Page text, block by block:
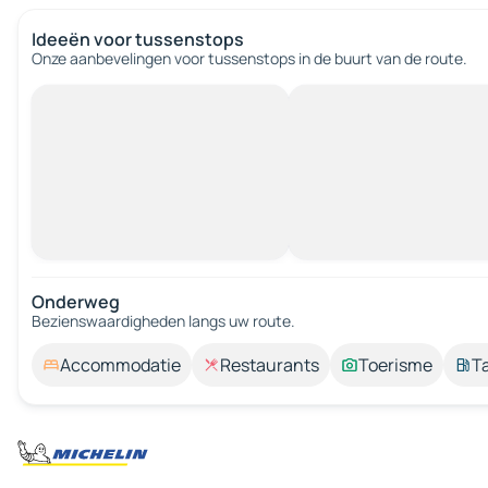
Ideeën voor tussenstops
Onze aanbevelingen voor tussenstops in de buurt van de route.
Onderweg
Bezienswaardigheden langs uw route.
Accommodatie Restaurants Toerisme